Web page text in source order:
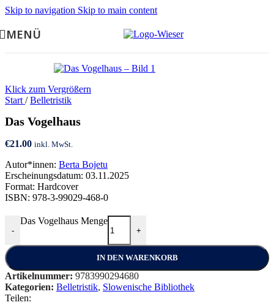
Skip to navigation Skip to main content
MENÜ
Klick zum Vergrößern
Start / Belletristik
Das Vogelhaus
€21.00 inkl. MwSt.
Autor*innen: Berta Bojetu
Erscheinungsdatum: 03.11.2025
Format: Hardcover
ISBN: 978-3-99029-468-0
-
Das Vogelhaus Menge
+
IN DEN WARENKORB
Artikelnummer: 9783990294680
Kategorien: Belletristik, Slowenische Bibliothek
Teilen: